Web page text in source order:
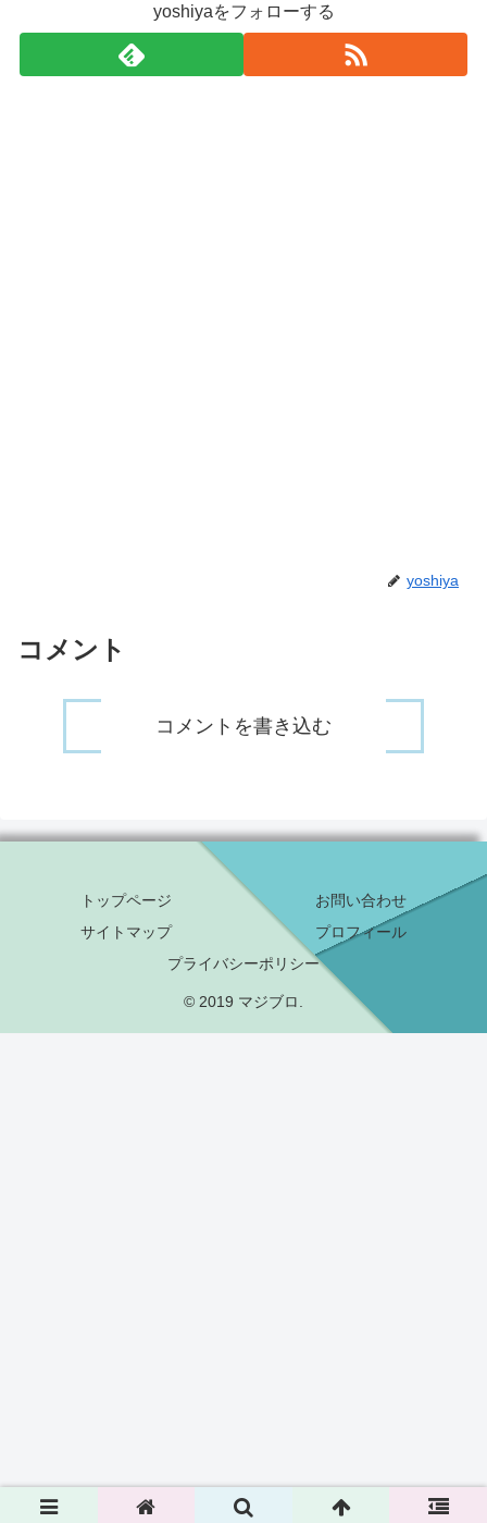
yoshiyaをフォローする
yoshiya
コメント
コメントを書き込む
トップページ
お問い合わせ
サイトマップ
プロフィール
プライバシーポリシー
© 2019 マジブロ.